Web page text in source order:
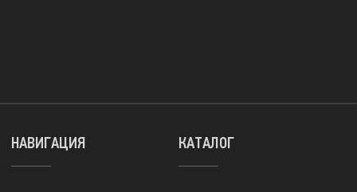
КАТАЛОГ
НАВИГАЦИЯ